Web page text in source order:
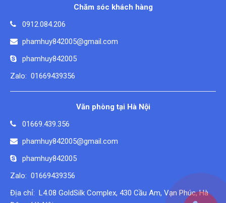
Chăm sóc khách hàng
0912.084.206
phamhuy842005@gmail.com
phamhuy842005
Zalo: 01669439356
Văn phòng tại Hà Nội
01669.439.356
phamhuy842005@gmail.com
phamhuy842005
Zalo: 01669439356
Địa chỉ: L4.08 GoldSilk Complex, 430 Cầu Am, Vạn Phúc, Hà